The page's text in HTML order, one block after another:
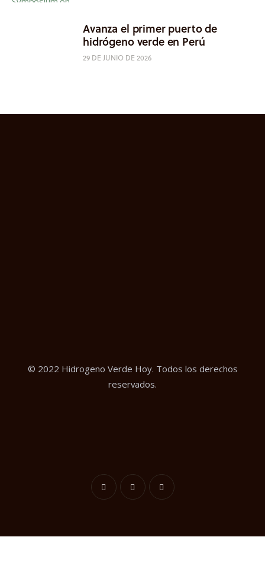
Avanza el primer puerto de
hidrógeno verde en Perú
29 DE JUNIO DE 2026
© 2022 Hidrogeno Verde Hoy. Todos los derechos
reservados.